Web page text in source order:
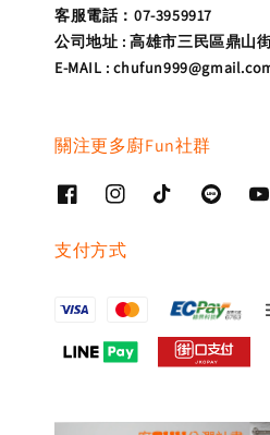
客服電話：07-3959917
公司地址 : 高雄市三民區鼎山
E-MAIL :
關注更多廚Fun社群
支付方式